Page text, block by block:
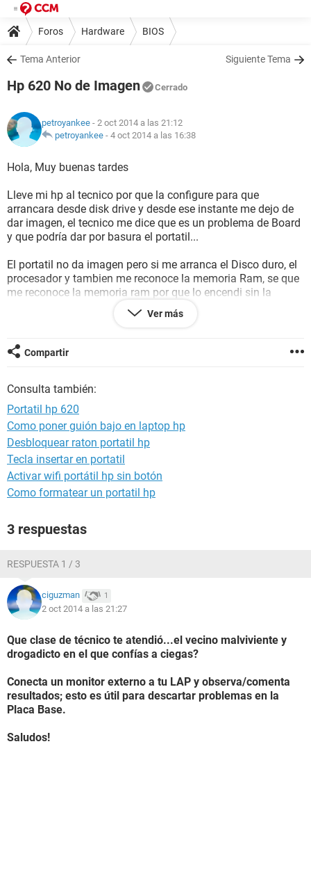
Foros Hardware BIOS
Tema Anterior Siguiente Tema
Hp 620 No de Imagen Cerrado
petroyankee - 2 oct 2014 a las 21:12
petroyankee - 4 oct 2014 a las 16:38
Hola, Muy buenas tardes
Lleve mi hp al tecnico por que la configure para que
arrancara desde disk drive y desde ese instante me dejo de
dar imagen, el tecnico me dice que es un problema de Board
y que podría dar por basura el portatil...
El portatil no da imagen pero si me arranca el Disco duro, el
procesador y tambien me reconoce la memoria Ram, se que
me reconoce la memoria ram por que lo encendi sin la
memoria puesta y me titilio 3 veces el boton de BloqMayus.
todo o se puede hacer algo para resucitarlo?
Ver más
Compartir
Consulta también:
Portatil hp 620
Como poner guión bajo en laptop hp
Desbloquear raton portatil hp
Tecla insertar en portatil
Activar wifi portátil hp sin botón
Como formatear un portatil hp
3 respuestas
RESPUESTA 1 / 3
ciguzman 1
2 oct 2014 a las 21:27
Que clase de técnico te atendió...el vecino malviviente y
drogadicto en el que confías a ciegas?
Conecta un monitor externo a tu LAP y observa/comenta
resultados; esto es útil para descartar problemas en la
Placa Base.
Saludos!